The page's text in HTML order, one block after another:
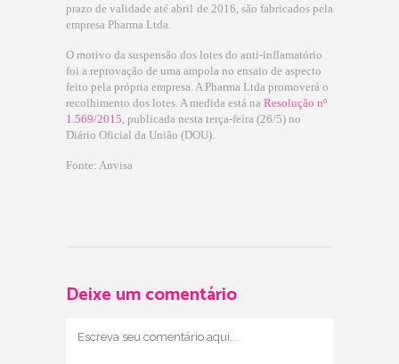
prazo de validade até abril de 2016, são fabricados pela
empresa Pharma Ltda.
O motivo da suspensão dos lotes do anti-inflamatório
foi a reprovação de uma ampola no ensaio de aspecto
feito pela própria empresa. A Pharma Ltda promoverá o
recolhimento dos lotes. A medida está na Resolução nº
1.569/201 5 , publicada nesta terça-feira (26/5) no
Diário Oficial da União (DOU).
Fonte: Anvisa
Deixe um comentário